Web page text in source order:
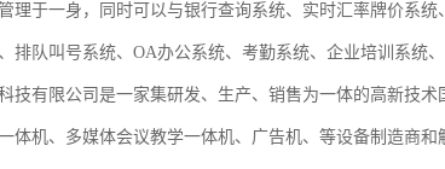
理于一身，同时可以与银行查询系统、实时汇率牌价系
排队叫号系统、OA办公系统、考勤系统、企业培训系统
技有限公司是一家集研发、生产、销售为一体的高新技
体机、多媒体会议教学一体机、广告机、等设备制造商